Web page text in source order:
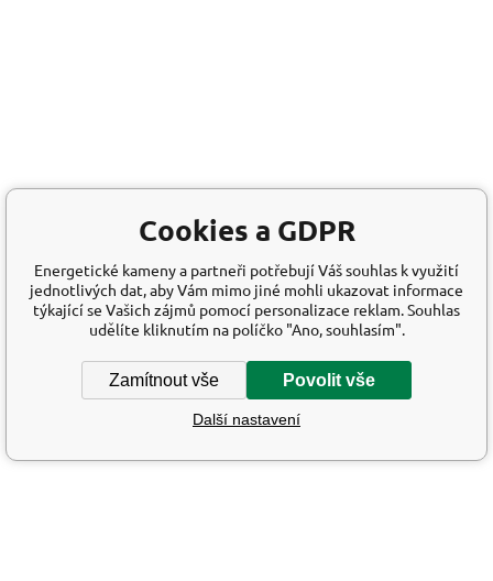
Cookies a GDPR
Energetické kameny a partneři potřebují Váš souhlas k využití
jednotlivých dat, aby Vám mimo jiné mohli ukazovat informace
týkající se Vašich zájmů pomocí personalizace reklam. Souhlas
udělíte kliknutím na políčko "Ano, souhlasím".
Zamítnout vše Povolit vše
Další nastavení